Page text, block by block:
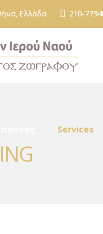
Ελλάδα 210-
Services